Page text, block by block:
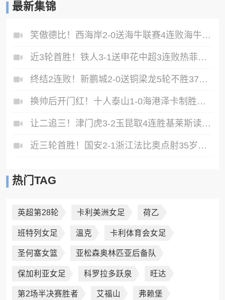
最新集锦
笑傲德比！西海岸2-0送海牛联赛4连败海牛仍垫底西海岸升至第二
近3轮首胜！铁人3-1送申花中超3连败热菲尼奥双响邦本宜裕传射
终结2连败！新鹏城2-0送铜梁龙5轮不胜37岁姜至鹏破门韦斯利建功
换帅后开门红！十人泰山1-0海港泽卡制胜于金永扑点海港三球被吹
让二追三！津门虎3-2玉昆取4连胜基莱斯读秒绝杀萨尔瓦多破门
近三轮首胜！国安2-1浙江法比奥点射35岁张稀哲制胜王钰栋送助攻
热门TAG
英超第28轮 卡利美洲女足 荷乙
班特列女足 溫克 卡利体育会女足
圣何塞女篮 亚松森奥林匹亚后备队
保加利亚女足 科罗拉多跃泉 旺达
第2场半决赛胜者 艾福山 弗赖堡